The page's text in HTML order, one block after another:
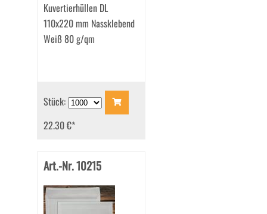
Kuvertierhüllen DL
110x220 mm Nassklebend
Weiß 80 g/qm
Stück:
22.30 €*
Art.-Nr. 10215